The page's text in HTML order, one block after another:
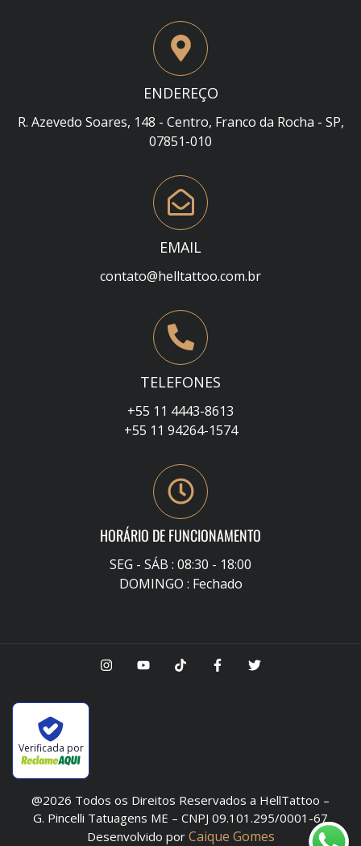
ENDEREÇO
R. Azevedo Soares, 148 - Centro, Franco da Rocha - SP,
07851-010
EMAIL
contato@helltattoo.com.br
TELEFONES
+55 11 4443-8613
+55 11 94264-1574
HORÁRIO DE FUNCIONAMENTO
SEG - SÁB : 08:30 - 18:00
DOMINGO : Fechado
Verificada por
@2026 Todos os Direitos Reservados a HellTattoo –
G. Pincelli Tatuagens ME – CNPJ 09.101.295/0001-67
Desenvolvido por Caique Gomes